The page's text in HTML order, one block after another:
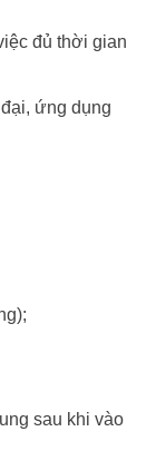
đủ thời gian
ứng dụng
sau khi vào